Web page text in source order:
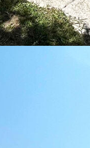
d'énergie pour un usage